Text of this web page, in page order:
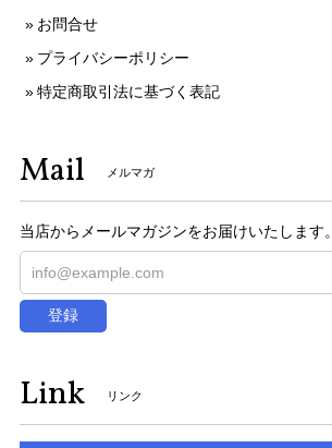
お問合せ
プライバシーポリシー
特定商取引法に基づく表記
Mail メルマガ
当店からメールマガジンをお届けいたします。
登録
Link リンク